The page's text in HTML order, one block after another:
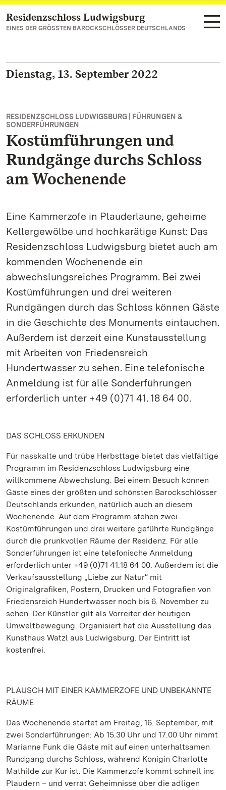
Zum Hauptinhalt springen
Residenzschloss Ludwigsburg
EINES DER GRÖSSTEN BAROCKSCHLÖSSER DEUTSCHLANDS
Dienstag, 13. September 2022
RESIDENZSCHLOSS LUDWIGSBURG | FÜHRUNGEN &
SONDERFÜHRUNGEN
Kostümführungen und
Rundgänge durchs Schloss
am Wochenende
Eine Kammerzofe in Plauderlaune, geheime
Kellergewölbe und hochkarätige Kunst: Das
Residenzschloss Ludwigsburg bietet auch am
kommenden Wochenende ein
abwechslungsreiches Programm. Bei zwei
Kostümführungen und drei weiteren
Rundgängen durch das Schloss können Gäste
in die Geschichte des Monuments eintauchen.
Außerdem ist derzeit eine Kunstausstellung
mit Arbeiten von Friedensreich
Hundertwasser zu sehen. Eine telefonische
Anmeldung ist für alle Sonderführungen
erforderlich unter +49 (0)71 41. 18 64 00.
DAS SCHLOSS ERKUNDEN
Für nasskalte und trübe Herbsttage bietet das vielfältige
Programm im Residenzschloss Ludwigsburg eine
willkommene Abwechslung. Bei einem Besuch können
Gäste eines der größten und schönsten Barockschlösser
Deutschlands erkunden, natürlich auch an diesem
Wochenende. Auf dem Programm stehen zwei
Kostümführungen und drei weitere geführte Rundgänge
durch die prunkvollen Räume der Residenz. Für alle
Sonderführungen ist eine telefonische Anmeldung
erforderlich unter +49 (0)71 41.18 64 00. Außerdem ist die
Verkaufsausstellung „Liebe zur Natur“ mit
Originalgrafiken, Postern, Drucken und Fotografien von
Friedensreich Hundertwasser noch bis 6. November zu
sehen. Der Künstler gilt als Vorreiter der heutigen
Umweltbewegung. Organisiert hat die Ausstellung das
Kunsthaus Watzl aus Ludwigsburg. Der Eintritt ist
kostenfrei.
PLAUSCH MIT EINER KAMMERZOFE UND UNBEKANNTE
RÄUME
Das Wochenende startet am Freitag, 16. September, mit
zwei Sonderführungen: Ab 15.30 Uhr und 17.00 Uhr nimmt
Marianne Funk die Gäste mit auf einen unterhaltsamen
Rundgang durchs Schloss, während Königin Charlotte
Mathilde zur Kur ist. Die Kammerzofe kommt schnell ins
Plaudern – und verrät Geheimnisse über die adligen